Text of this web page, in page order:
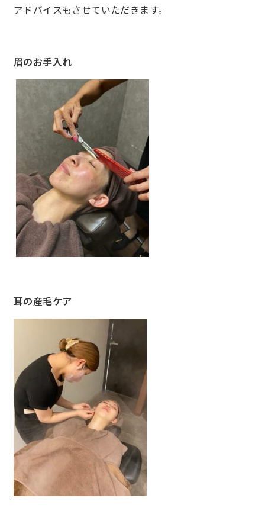
アドバイスもさせていただきます。
眉のお手入れ
耳の産毛ケア